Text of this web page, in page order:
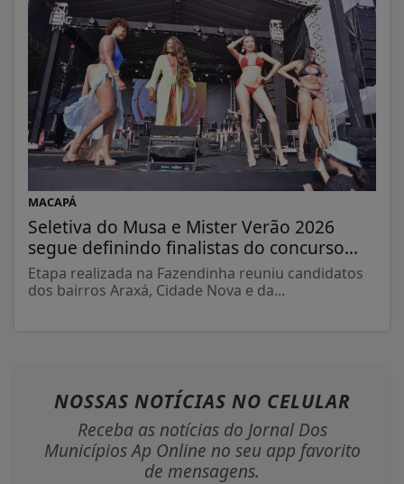
MACAPÁ
Seletiva do Musa e Mister Verão 2026
segue definindo finalistas do concurso...
Etapa realizada na Fazendinha reuniu candidatos
dos bairros Araxá, Cidade Nova e da...
NOSSAS NOTÍCIAS NO CELULAR
Receba as notícias do Jornal Dos
Municípios Ap Online no seu app favorito
de mensagens.